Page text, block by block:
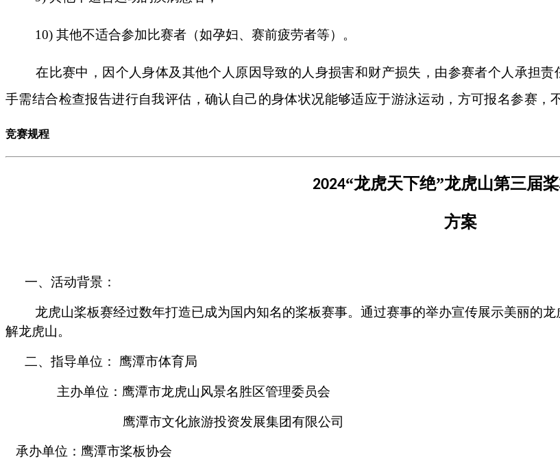
10) 其他不适合参加比赛者（如孕妇、赛前疲劳者等）。
在比赛中，因个人身体及其他个人原因导致的人身损害和财产损失，由参赛者个人承担
手需结合检查报告进行自我评估，确认自己的身体状况能够适应于游泳运动，方可报名参赛，
竞赛规程
2024“龙虎天下绝”龙虎山第三届
方案
一、 活动背景：
龙虎山桨板赛经过数年打造已成为国内知名的桨板赛事。通过赛事的举办宣传展示美丽的
解龙虎山。
二、 指导单位： 鹰潭市体育局
主办单位： 鹰潭市龙虎山风景名胜区管理委员会
鹰潭市文化旅游投资发展集团有限公司
承办单位： 鹰潭市桨板协会